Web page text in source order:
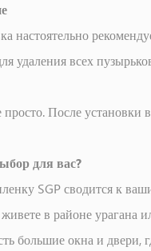
настоятельно
удаления всех
После
для вас?
SGP сводится к
в районе урагана
большие окна и двери,